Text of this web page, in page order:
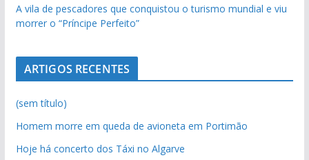
A vila de pescadores que conquistou o turismo mundial e viu
morrer o “Príncipe Perfeito”
ARTIGOS RECENTES
(sem título)
Homem morre em queda de avioneta em Portimão
Hoje há concerto dos Táxi no Algarve